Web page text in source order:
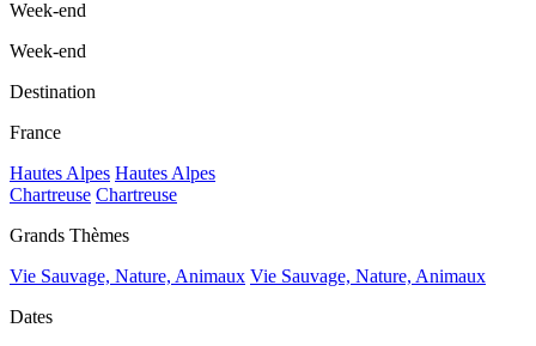
Week-end
Week-end
Destination
France
Hautes Alpes Hautes Alpes
Chartreuse Chartreuse
Grands Thèmes
Vie Sauvage, Nature, Animaux Vie Sauvage, Nature, Animaux
Dates